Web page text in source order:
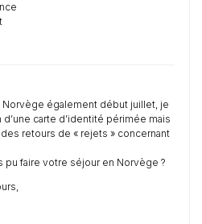
également début juillet, je
carte d’identité périmée mais
retours de « rejets » concernant
pu faire votre séjour en Norvège ?